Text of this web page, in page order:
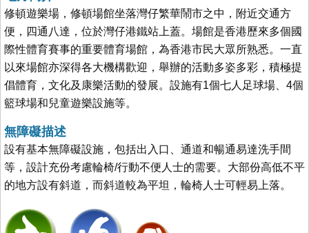
修頓遊樂場，修頓場館坐落灣仔繁華鬧市之中，附近交通方
便，四通八達，位於灣仔港鐵站上蓋。場館是香港歷來多個國
際性體育賽事的重要體育場館，為香港市民大眾所熟悉。一直
以來場館亦深得各大機構歡迎，舉辦的活動多姿多彩，積極提
倡體育，文化及康樂活動的發展。設施有1個七人足球場、4個
籃球場和兒童遊樂設施等。
無障礙描述
設有基本無障礙設施，包括出入口、通道和暢通易達洗手間
等，設計充份考慮輪椅/行動不便人士的需要。大部份高低不平
的地方設有斜道，而斜道較為平坦，輪椅人士可輕易上落。